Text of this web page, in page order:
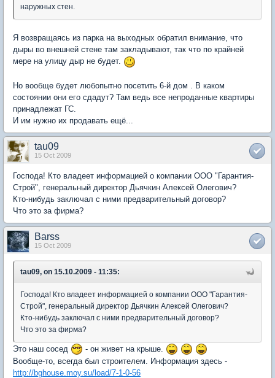
наружных стен.
Я возвращаясь из парка на выходных обратил внимание, что
дыры во внешней стене там закладывают, так что по крайней
мере на улицу дыр не будет.
Но вообще будет любопытно посетить 6-й дом . В каком
состоянии они его сдадут? Там ведь все непроданные квартиры
принадлежат ГС.
И им нужно их продавать ещё...
tau09
15 Oct 2009
Господа! Кто владеет информацией о компании ООО "Гарантия-
Строй", генеральный директор Дьячкин Алексей Олегович?
Кто-нибудь заключал с ними предварительный договор?
Что это за фирма?
Barss
15 Oct 2009
tau09, on 15.10.2009 - 11:35:
Господа! Кто владеет информацией о компании ООО "Гарантия-
Строй", генеральный директор Дьячкин Алексей Олегович?
Кто-нибудь заключал с ними предварительный договор?
Что это за фирма?
Это наш сосед
- он живет на крыше.
Вообще-то, всегда был строителем. Информация здесь -
http://bghouse.moy.su/load/7-1-0-56